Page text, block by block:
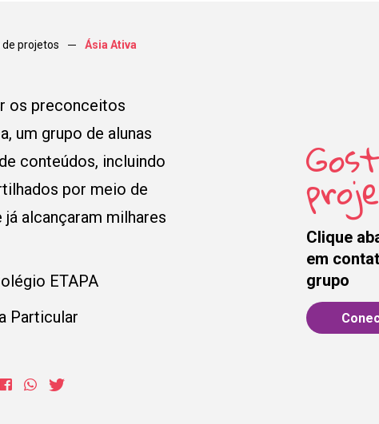
de projetos Ásia Ativa
os preconceitos
um grupo de alunas
conteúdos, incluindo
por meio de
alcançaram milhares
ETAPA
Particular
Clique
em
grupo
se